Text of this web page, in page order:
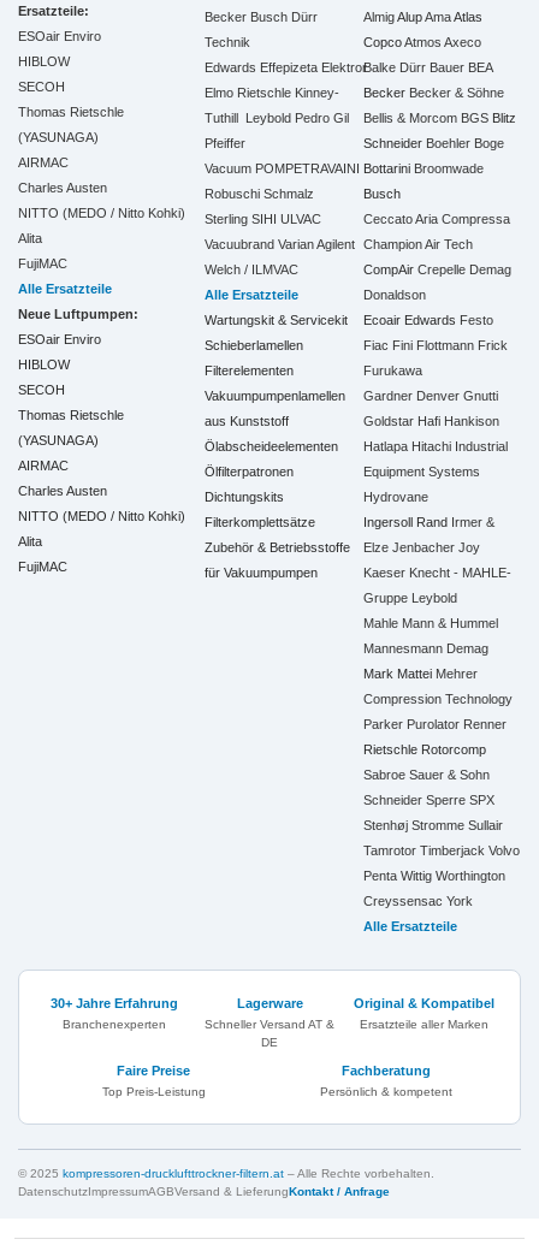
Ersatzteile:
ESOair Enviro
HIBLOW
SECOH
Thomas Rietschle
(YASUNAGA)
AIRMAC
Charles Austen
NITTO (MEDO / Nitto Kohki)
Alita
FujiMAC
Alle Ersatzteile
Neue Luftpumpen:
ESOair Enviro
HIBLOW
SECOH
Thomas Rietschle
(YASUNAGA)
AIRMAC
Charles Austen
NITTO (MEDO / Nitto Kohki)
Alita
FujiMAC
Becker Busch Dürr
Technik
Edwards Effepizeta Elektror
Elmo Rietschle Kinney-
Tuthill Leybold Pedro Gil
Pfeiffer
Vacuum POMPETRAVAINI
Robuschi Schmalz
Sterling SIHI ULVAC
Vacuubrand Varian Agilent
Welch / ILMVAC
Alle Ersatzteile
Wartungskit & Servicekit
Schieberlamellen
Filterelementen
Vakuumpumpenlamellen
aus Kunststoff
Ölabscheideelementen
Ölfilterpatronen
Dichtungskits
Filterkomplettsätze
Zubehör & Betriebsstoffe
für Vakuumpumpen
Almig Alup Ama Atlas
Copco Atmos Axeco
Balke Dürr Bauer BEA
Becker Becker & Söhne
Bellis & Morcom BGS Blitz
Schneider Boehler Boge
Bottarini Broomwade
Busch
Ceccato Aria Compressa
Champion Air Tech
CompAir Crepelle Demag
Donaldson
Ecoair Edwards Festo
Fiac Fini Flottmann Frick
Furukawa
Gardner Denver Gnutti
Goldstar Hafi Hankison
Hatlapa Hitachi Industrial
Equipment Systems
Hydrovane
Ingersoll Rand Irmer &
Elze Jenbacher Joy
Kaeser Knecht - MAHLE-
Gruppe Leybold
Mahle Mann & Hummel
Mannesmann Demag
Mark Mattei Mehrer
Compression Technology
Parker Purolator Renner
Rietschle Rotorcomp
Sabroe Sauer & Sohn
Schneider Sperre SPX
Stenhøj Stromme Sullair
Tamrotor Timberjack Volvo
Penta Wittig Worthington
Creyssensac York
Alle Ersatzteile
30+ Jahre Erfahrung
Branchenexperten
Lagerware
Schneller Versand AT &
DE
Original & Kompatibel
Ersatzteile aller Marken
Faire Preise
Top Preis-Leistung
Fachberatung
Persönlich & kompetent
© 2025 kompressoren-drucklufttrockner-filtern.at – Alle Rechte vorbehalten.
DatenschutzImpressumAGBVersand & LieferungKontakt / Anfrage